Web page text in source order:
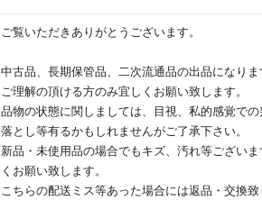
ご覧いただきありがとうございます。
中古品、長期保管品、二次流通品の出品になりま
ご理解の頂ける方のみ宜しくお願い致します。
品物の状態に関しましては、目視、私的感覚で
落とし等有るかもしれませんがご了承下さい。
新品・未使用品の場合でもキズ、汚れ等ござい
くお願い致します。
こちらの配送ミス等あった場合には返品・交換